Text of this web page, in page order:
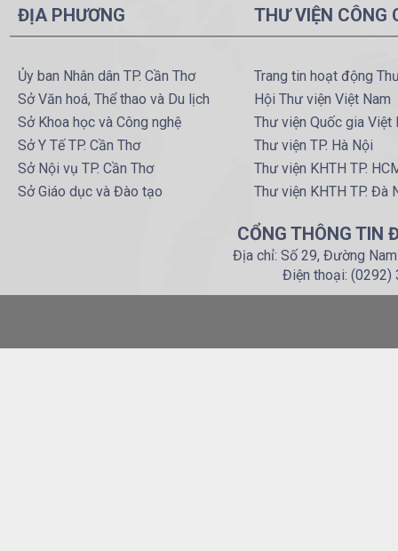
ĐỊA PHƯƠNG
Ủy ban Nhân dân TP. Cần Thơ
Sở Văn hoá, Thể thao và Du lịch
Sở Khoa học và Công nghệ
Sở Y Tế TP. Cần Thơ
Sở Nội vụ TP. Cần Thơ
Sở Giáo dục và Đào tạo
THƯ VIỆN CÔNG
Trang tin hoạt động
Hội Thư viện Việt Nam
Thư viện Quốc gia Việt
Thư viện TP. Hà Nội
Thư viện KHTH TP.
Thư viện KHTH TP. Đà
CỔNG THÔNG TIN
Địa chỉ: Số 29, Đường
Điện thoại: (0292)